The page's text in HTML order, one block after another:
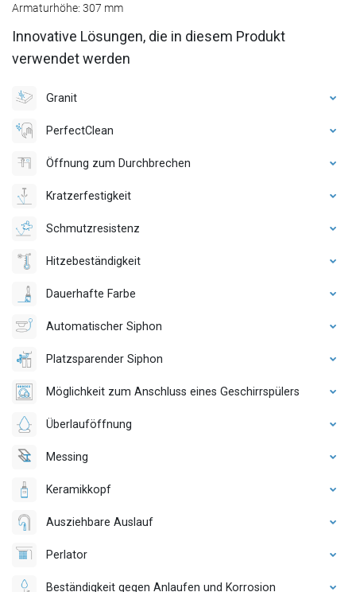
Armaturhöhe: 307 mm
Innovative Lösungen, die in diesem Produkt
verwendet werden
Granit
PerfectClean
Öffnung zum Durchbrechen
Kratzerfestigkeit
Schmutzresistenz
Hitzebeständigkeit
Dauerhafte Farbe
Automatischer Siphon
Platzsparender Siphon
Möglichkeit zum Anschluss eines Geschirrspülers
Überlauföffnung
Messing
Keramikkopf
Ausziehbare Auslauf
Perlator
Beständigkeit gegen Anlaufen und Korrosion